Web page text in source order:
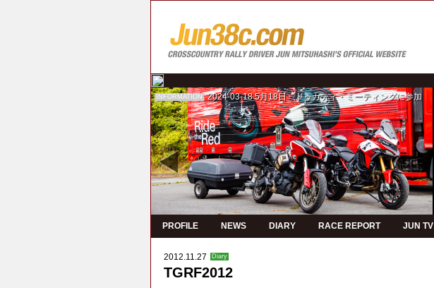
INFORMATION 2024-03-18 5月18日 ドゥカティ・ミーティングに参加
PROFILE NEWS DIARY RACE REPORT JUN TV
2012.11.27 Diary
TGRF2012